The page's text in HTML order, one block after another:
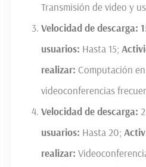
Transmisión de video y
Velocidad de descarga:
usuarios: Hasta 15;
realizar: Computación
videoconferencias
Velocidad de descarga:
usuarios: Hasta 20;
realizar: